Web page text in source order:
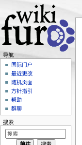
导航
国际门户
最近更改
随机页面
方针指引
帮助
群聊
搜索